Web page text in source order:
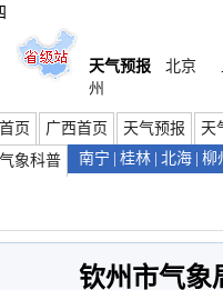
天气预报 北京
州
首页 广西首页 天气预报
天
气象科普
南宁 桂林 北海 柳
钦州市气象